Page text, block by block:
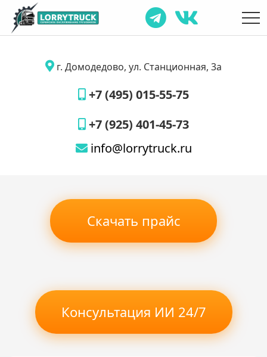
г. Домодедово, ул. Станционная, 3а
+7 (495) 015-55-75
+7 (925) 401-45-73
info@lorrytruck.ru
Скачать прайс
Консультация ИИ 24/7